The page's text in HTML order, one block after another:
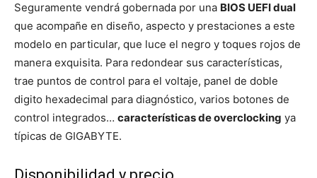
Seguramente vendrá gobernada por una BIOS UEFI dual
que acompañe en diseño, aspecto y prestaciones a este
modelo en particular, que luce el negro y toques rojos de
manera exquisita. Para redondear sus características,
trae puntos de control para el voltaje, panel de doble
digito hexadecimal para diagnóstico, varios botones de
control integrados… características de overclocking ya
típicas de GIGABYTE.